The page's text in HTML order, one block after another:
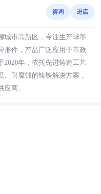
咨询 进店
城市高新区，专注生产球墨
形件，产品广泛应用于市政
2020年，依托先进铸造工艺
耐腐蚀的铸铁解决方案，
商。